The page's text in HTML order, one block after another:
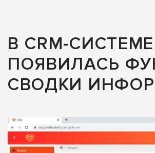
В CRM-
ПОЯВИЛАСЬ
СВОДКИ